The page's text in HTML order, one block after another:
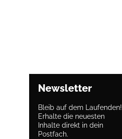
Newsletter
Bleib auf dem Laufenden!
Erhalte die neuesten
Inhalte direkt in dein
Postfach.